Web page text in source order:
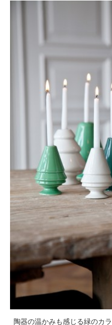
陶器の温かみも感じる緑のカ